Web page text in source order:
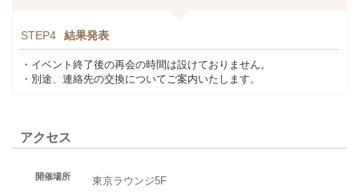
STEP4 結果発表
・イベント終了後の再会の時間は設けておりません。
・別途、連絡先の交換についてご案内いたします。
アクセス
開催場所
東京ラウンジ5F